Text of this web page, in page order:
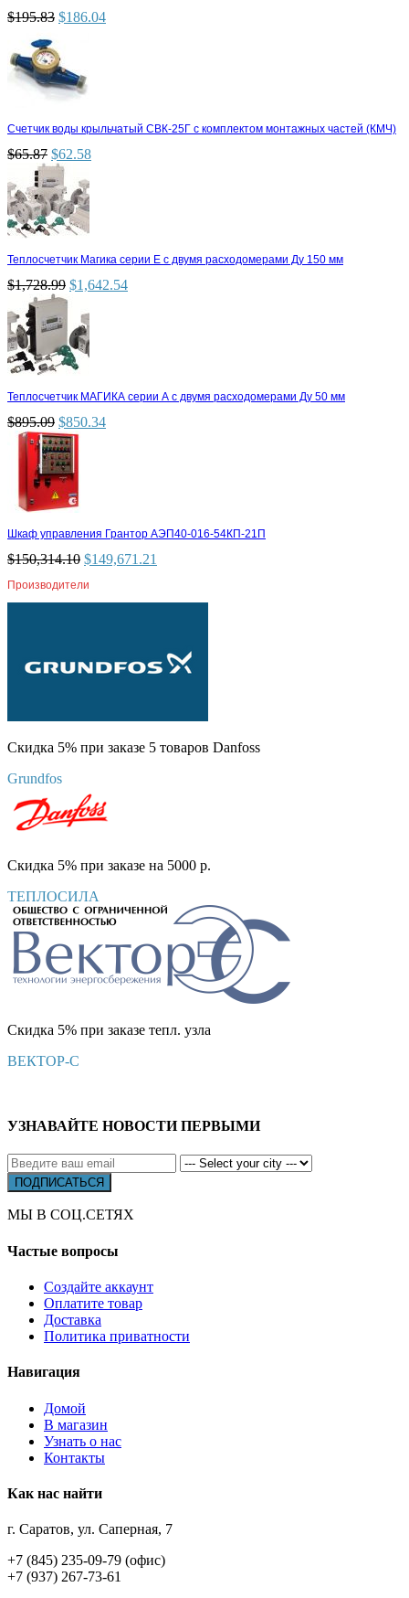
$195.83 $186.04
Счетчик воды крыльчатый СВК-25Г с комплектом монтажных частей (КМЧ)
$65.87 $62.58
Теплосчетчик Магика серии Е с двумя расходомерами Ду 150 мм
$1,728.99 $1,642.54
Теплосчетчик МАГИКА серии А с двумя расходомерами Ду 50 мм
$895.09 $850.34
Шкаф управления Грантор АЭП40-016-54КП-21П
$150,314.10 $149,671.21
Производители
Скидка 5% при заказе 5 товаров Danfoss
Grundfos
Скидка 5% при заказе на 5000 р.
ТЕПЛОСИЛА
Скидка 5% при заказе тепл. узла
ВЕКТОР-С
УЗНАВАЙТЕ НОВОСТИ ПЕРВЫМИ
МЫ В СОЦ.СЕТЯХ
Частые вопросы
Создайте аккаунт
Оплатите товар
Доставка
Политика приватности
Навигация
Домой
В магазин
Узнать о нас
Контакты
Как нас найти
г. Саратов, ул. Саперная, 7
+7 (845) 235-09-79 (офис)
+7 (937) 267-73-61